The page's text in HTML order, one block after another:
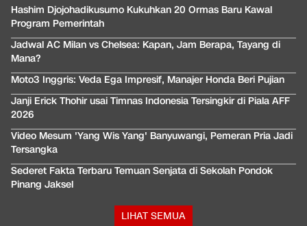
Hashim Djojohadikusumo Kukuhkan 20 Ormas Baru Kawal
Program Pemerintah
Jadwal AC Milan vs Chelsea: Kapan, Jam Berapa, Tayang di
Mana?
Moto3 Inggris: Veda Ega Impresif, Manajer Honda Beri Pujian
Janji Erick Thohir usai Timnas Indonesia Tersingkir di Piala AFF
2026
Video Mesum 'Yang Wis Yang' Banyuwangi, Pemeran Pria Jadi
Tersangka
Sederet Fakta Terbaru Temuan Senjata di Sekolah Pondok
Pinang Jaksel
LIHAT SEMUA